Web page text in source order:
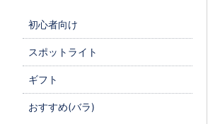
初心者向け
スポットライト
ギフト
おすすめ(バラ)